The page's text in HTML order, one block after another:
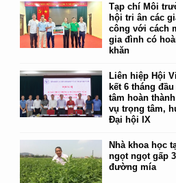
Tạp chí Môi
hội tri ân các
công với cách
gia đình có
khăn
Liên hiệp Hội
kết 6 tháng
tâm hoàn
vụ trọng tâm,
Đại hội IX
Nhà khoa học
ngọt ngọt gấp
đường mía